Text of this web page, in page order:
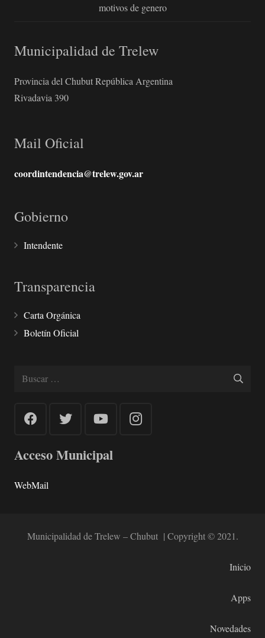
motivos de genero
Municipalidad de Trelew
Provincia del Chubut República Argentina
Rivadavia 390
Mail Oficial
coordintendencia@trelew.gov.ar
Gobierno
Intendente
Transparencia
Carta Orgánica
Boletín Oficial
Buscar:
Acceso Municipal
WebMail
Municipalidad de Trelew – Chubut | Copyright © 2021.
Inicio
Apps
Novedades